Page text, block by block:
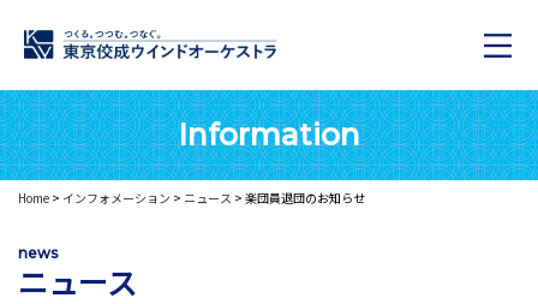
Information
Home > インフォメーション > ニュース > 楽団員退団のお知らせ
news
ニュース